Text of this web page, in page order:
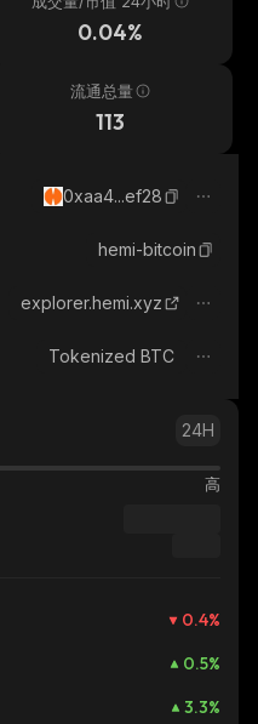
0.04%
流通总量
113
0xaa4...ef28
hemi-bitcoin
explorer.hemi.xyz
Tokenized BTC
24H
高
0.4%
0.5%
3.3%